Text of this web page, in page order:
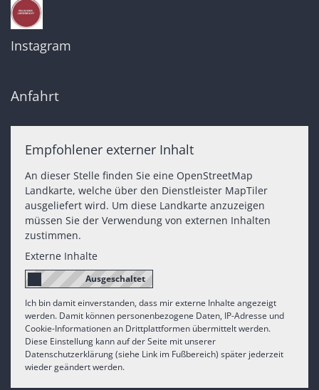
Instagram
Anfahrt
Empfohlener externer Inhalt
An dieser Stelle finden Sie eine OpenStreetMap
Landkarte, welche über den Dienstleister MapTiler
ausgeliefert wird. Um diese Landkarte anzuzeigen
müssen Sie der Verwendung von externen Inhalten
zustimmen.
Externe Inhalte
Ich bin damit einverstanden, dass mir externe Inhalte angezeigt
werden. Damit können personenbezogene Daten, IP-Adresse und
Cookie-Informationen an Drittplattformen übermittelt werden.
Diese Einstellung kann auf der Seite mit unserer
Datenschutzerklärung (siehe Link im Fußbereich) später jederzeit
wieder geändert werden.